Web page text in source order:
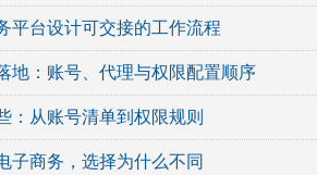
平台设计可交接的工作流程
地：账号、代理与权限配置顺序
：从账号清单到权限规则
子商务，选择为什么不同